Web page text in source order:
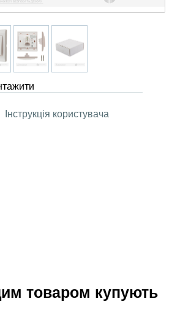
Інструкція користувача
товаром купують